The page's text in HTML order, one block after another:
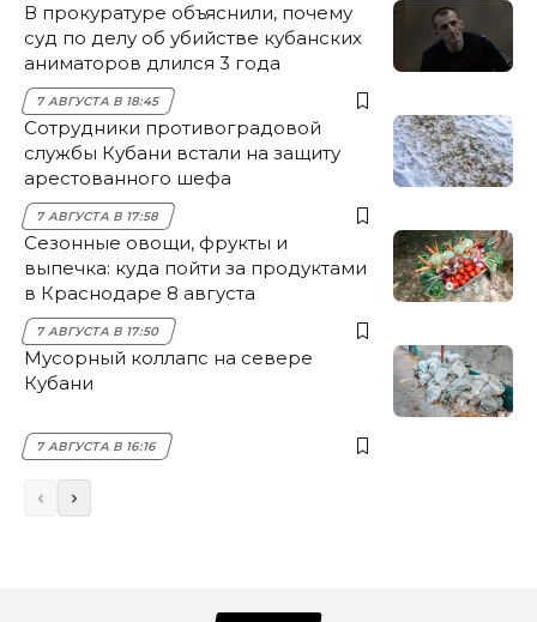
В прокуратуре объяснили, почему
суд по делу об убийстве кубанских
аниматоров длился 3 года
7 АВГУСТА В 18:45
Сотрудники противоградовой
службы Кубани встали на защиту
арестованного шефа
7 АВГУСТА В 17:58
Сезонные овощи, фрукты и
выпечка: куда пойти за продуктами
в Краснодаре 8 августа
7 АВГУСТА В 17:50
Мусорный коллапс на севере
Кубани
7 АВГУСТА В 16:16